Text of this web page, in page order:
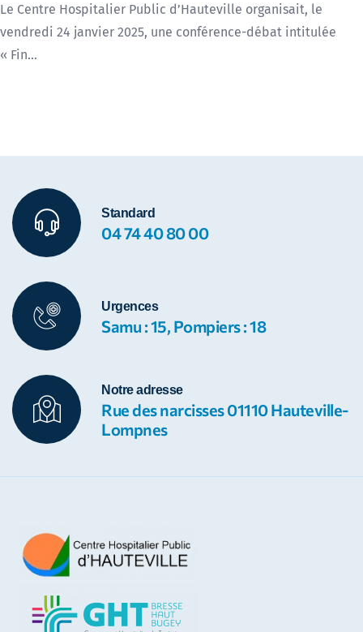
Le Centre Hospitalier Public d’Hauteville organisait, le
vendredi 24 janvier 2025, une conférence-débat intitulée
« Fin…
Standard
04 74 40 80 00
Urgences
Samu : 15, Pompiers : 18
Notre adresse
Rue des narcisses 01110 Hauteville-
Lompnes